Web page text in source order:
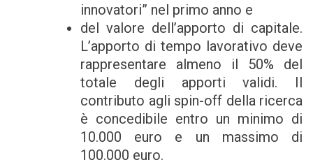
innovatori” nel primo anno e
del valore dell’apporto di capitale.
L’apporto di tempo lavorativo deve
rappresentare almeno il 50% del
totale degli apporti validi. Il
contributo agli spin-off della ricerca
è concedibile entro un minimo di
10.000 euro e un massimo di
100.000 euro.